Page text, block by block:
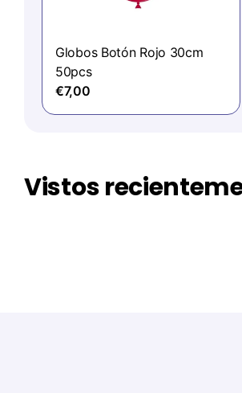
Globos Botón Rojo 30cm
50pcs
€7,00
Vistos